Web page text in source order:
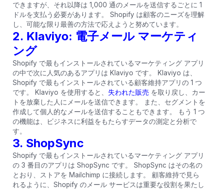
できますが、それ以降は 1,000 通のメールを送信するごとに 1
ドルを支払う必要があります。 Shopify は顧客のニーズを理解
し、可能な限り最善の方法で応えようと努めています。
2. Klaviyo: 電子メール マーケティ
ング
Shopify で最もインストールされているマーケティング アプリ
の中で次に人気のあるアプリは Klaviyo です。 Klaviyo は、
Shopify で最もインストールされている顧客維持アプリの 1 つ
です。 Klaviyo を使用すると、 失われた販売 を取り戻し、カー
トを放棄した人にメールを送信できます。 また、セグメントを
作成して個人的なメールを送信することもできます。 もう 1 つ
の機能は、ビジネスに利益をもたらすデータの測定と分析で
す。
3. ShopSync
Shopify で最もインストールされているマーケティング アプリ
の 3 番目のアプリは ShopSync です。 ShopSync はその名の
とおり、ストアを Mailchimp に接続します。 顧客維持で見ら
れるように、Shopify のメール サービスは重要な役割を果たし